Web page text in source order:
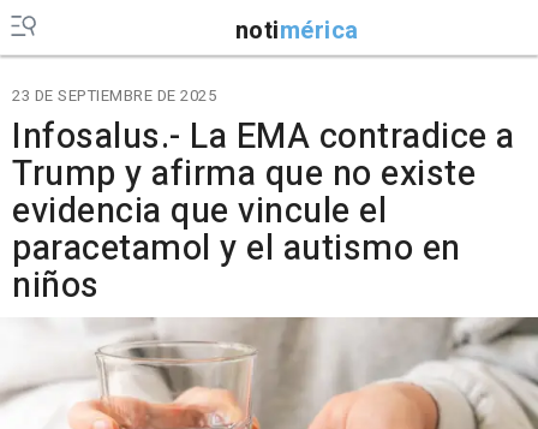
notimérica
23 DE SEPTIEMBRE DE 2025
Infosalus.- La EMA contradice a
Trump y afirma que no existe
evidencia que vincule el
paracetamol y el autismo en
niños